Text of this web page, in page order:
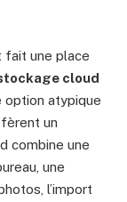
fait une place
cloud
option atypique
un
combine une
une
l’import